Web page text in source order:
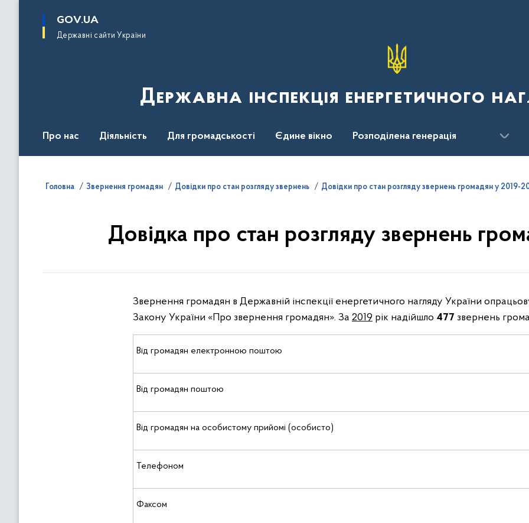
основного
GOV.UA
Державні сайти України
Державна інспекція енергетичного
Про нас Діяльність Для громадськості Єдине вікно Розподілена генерація
Головна Звернення громадян Довідки про стан розгляду звернень Довідки про стан розгляду звернень громадян у 2019-
Довідка про стан розгляду звернень
Звернення громадян в Державній інспекції енергетичного нагляду України
Закону України «Про звернення громадян». За 2019 рік надійшло 477 звернень
Від громадян електронною поштою
Від громадян поштою
Від громадян на особистому прийомі (особисто)
Телефоном
Факсом